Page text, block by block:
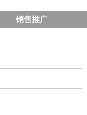
销售推广